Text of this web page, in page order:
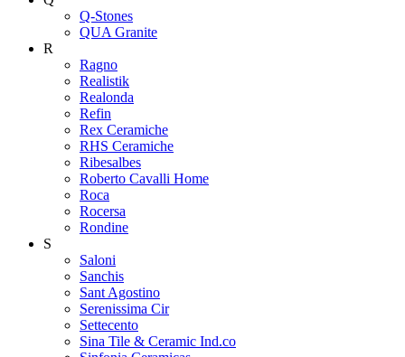
Q-Stones
QUA Granite
R
Ragno
Realistik
Realonda
Refin
Rex Ceramiche
RHS Ceramiche
Ribesalbes
Roberto Cavalli Home
Roca
Rocersa
Rondine
S
Saloni
Sanchis
Sant Agostino
Serenissima Cir
Settecento
Sina Tile & Ceramic Ind.co